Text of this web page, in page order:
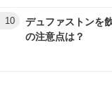
10
デュファストンを
の注意点は？